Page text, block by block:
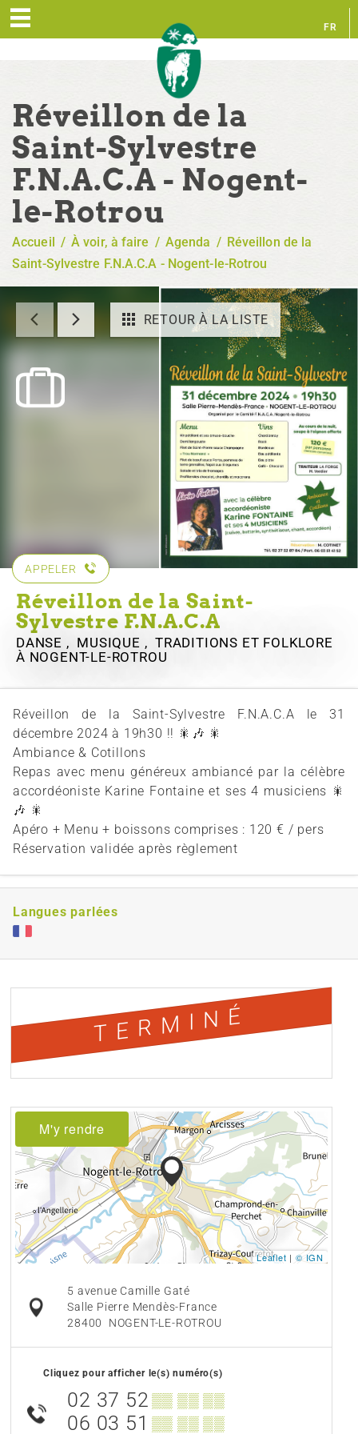
FR
Réveillon de la
Saint-Sylvestre
F.N.A.C.A - Nogent-
le-Rotrou
Accueil / À voir, à faire / Agenda / Réveillon de la
Saint-Sylvestre F.N.A.C.A - Nogent-le-Rotrou
RETOUR À LA LISTE
APPELER
Réveillon de la Saint-
Sylvestre F.N.A.C.A
DANSE , MUSIQUE , TRADITIONS ET FOLKLORE
À NOGENT-LE-ROTROU
Réveillon de la Saint-Sylvestre F.N.A.C.A le 31
décembre 2024 à 19h30 !! 🎇🎶 🎇
Ambiance & Cotillons
Repas avec menu généreux ambiancé par la célèbre
accordéoniste Karine Fontaine et ses 4 musiciens 🎇
🎶 🎇
Apéro + Menu + boissons comprises : 120 € / pers
Réservation validée après règlement
Langues parlées
TERMINÉ
M'y rendre
Leaflet | © IGN
5 avenue Camille Gaté
Salle Pierre Mendès-France
28400
NOGENT-LE-ROTROU
Cliquez pour afficher le(s) numéro(s)
02 37 52 ▒▒ ▒▒ ▒▒
06 03 51 ▒▒ ▒▒ ▒▒